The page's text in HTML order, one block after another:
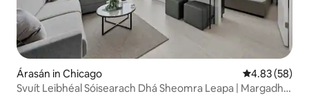
Árasán in Chicago Meánrátáil
4.83 (58)
Svuít Leibhéal Sóisearach Dhá Sheomra Leapa | Margadh